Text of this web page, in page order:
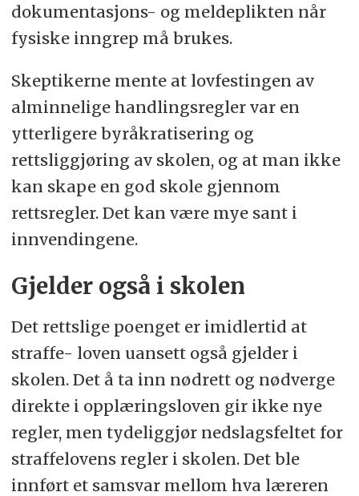
dokumentasjons- og meldeplikten når
fysiske inngrep må brukes.
Skeptikerne mente at lovfestingen av
alminnelige handlingsregler var en
ytterligere byråkratisering og
rettsliggjøring av skolen, og at man ikke
kan skape en god skole gjennom
rettsregler. Det kan være mye sant i
innvendingene.
Gjelder også i skolen
Det rettslige poenget er imidlertid at
straffe- loven uansett også gjelder i
skolen. Det å ta inn nødrett og nødverge
direkte i opplæringsloven gir ikke nye
regler, men tydeliggjør nedslagsfeltet for
straffelovens regler i skolen. Det ble
innført et samsvar mellom hva læreren